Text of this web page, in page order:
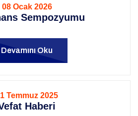
08 Ocak 2026
Sempozyumu
Devamını Oku
Temmuz 2025
Haberi